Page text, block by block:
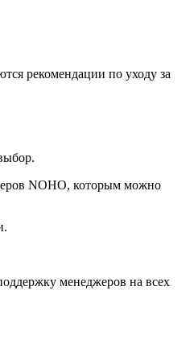
рекомендации по уходу за
NOHO, которым можно
менеджеров на всех